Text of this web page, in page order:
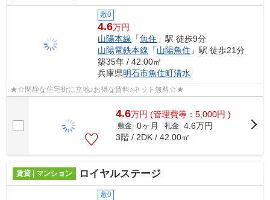
敷0
4.6万円
山陽本線 「魚住 」駅 徒歩9分
山陽電鉄本線 「山陽魚住 」駅 徒歩21分
築35年 / 42.00㎡
兵庫県明石市魚住町清水
★☆閑静な住宅街に立地♪お得な賃料♪ネット無料☆★
4.6万円 (管理費等：5,000円 )
敷金 0ヶ月 礼金 4.6万円
3階 / 2DK / 42.00㎡
賃貸 | マンション ロイヤルステージ
敷0